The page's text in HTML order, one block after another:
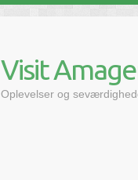
Visit
Oplevelser og